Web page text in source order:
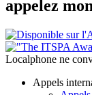
appelez
Localphone ne
Appels